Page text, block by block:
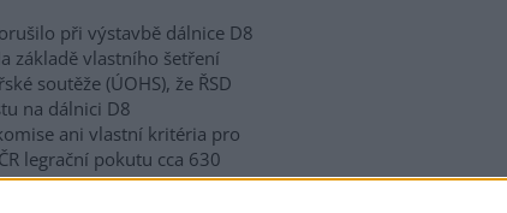
při výstavbě dálnice D8
základě vlastního šetření
soutěže (ÚOHS), že ŘSD
na dálnici D8
ani vlastní kritéria pro
legrační pokutu cca 630